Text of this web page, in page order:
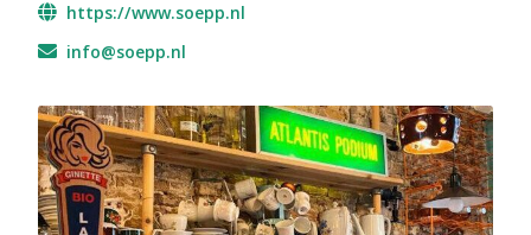
https://www.soepp.nl
info@soepp.nl